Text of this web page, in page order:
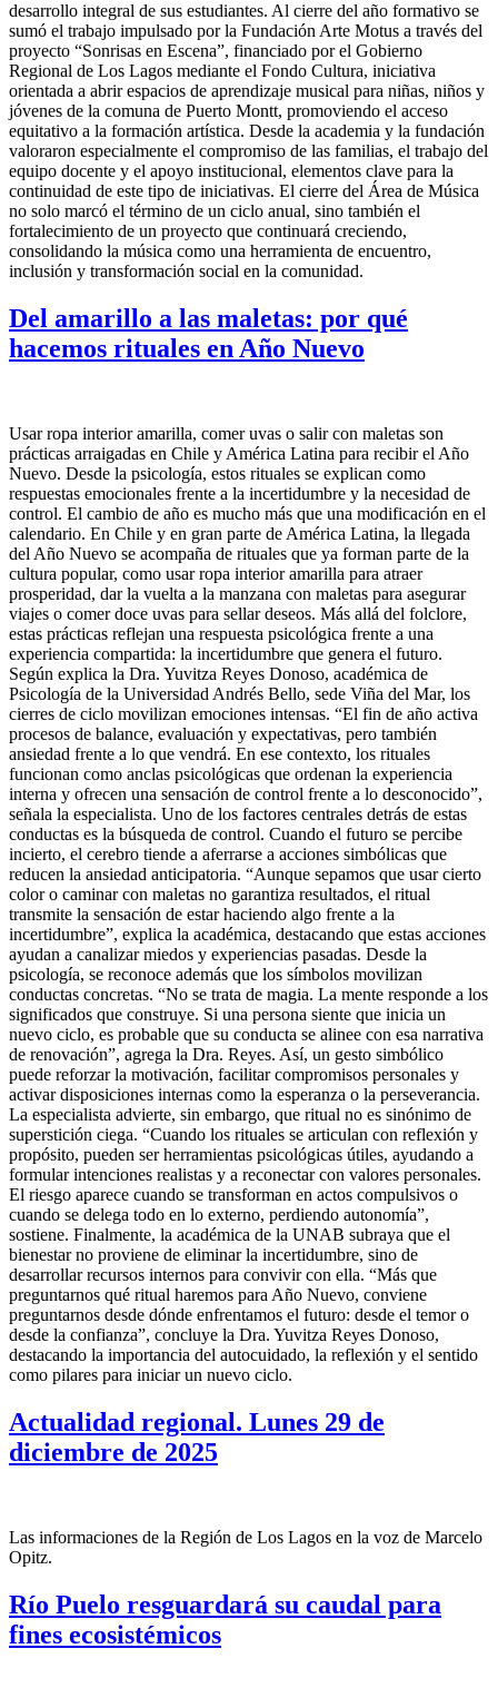
desarrollo integral de sus estudiantes. Al cierre del año formativo se
sumó el trabajo impulsado por la Fundación Arte Motus a través del
proyecto “Sonrisas en Escena”, financiado por el Gobierno
Regional de Los Lagos mediante el Fondo Cultura, iniciativa
orientada a abrir espacios de aprendizaje musical para niñas, niños y
jóvenes de la comuna de Puerto Montt, promoviendo el acceso
equitativo a la formación artística. Desde la academia y la fundación
valoraron especialmente el compromiso de las familias, el trabajo del
equipo docente y el apoyo institucional, elementos clave para la
continuidad de este tipo de iniciativas. El cierre del Área de Música
no solo marcó el término de un ciclo anual, sino también el
fortalecimiento de un proyecto que continuará creciendo,
consolidando la música como una herramienta de encuentro,
inclusión y transformación social en la comunidad.
Del amarillo a las maletas: por qué
hacemos rituales en Año Nuevo
Usar ropa interior amarilla, comer uvas o salir con maletas son
prácticas arraigadas en Chile y América Latina para recibir el Año
Nuevo. Desde la psicología, estos rituales se explican como
respuestas emocionales frente a la incertidumbre y la necesidad de
control. El cambio de año es mucho más que una modificación en el
calendario. En Chile y en gran parte de América Latina, la llegada
del Año Nuevo se acompaña de rituales que ya forman parte de la
cultura popular, como usar ropa interior amarilla para atraer
prosperidad, dar la vuelta a la manzana con maletas para asegurar
viajes o comer doce uvas para sellar deseos. Más allá del folclore,
estas prácticas reflejan una respuesta psicológica frente a una
experiencia compartida: la incertidumbre que genera el futuro.
Según explica la Dra. Yuvitza Reyes Donoso, académica de
Psicología de la Universidad Andrés Bello, sede Viña del Mar, los
cierres de ciclo movilizan emociones intensas. “El fin de año activa
procesos de balance, evaluación y expectativas, pero también
ansiedad frente a lo que vendrá. En ese contexto, los rituales
funcionan como anclas psicológicas que ordenan la experiencia
interna y ofrecen una sensación de control frente a lo desconocido”,
señala la especialista. Uno de los factores centrales detrás de estas
conductas es la búsqueda de control. Cuando el futuro se percibe
incierto, el cerebro tiende a aferrarse a acciones simbólicas que
reducen la ansiedad anticipatoria. “Aunque sepamos que usar cierto
color o caminar con maletas no garantiza resultados, el ritual
transmite la sensación de estar haciendo algo frente a la
incertidumbre”, explica la académica, destacando que estas acciones
ayudan a canalizar miedos y experiencias pasadas. Desde la
psicología, se reconoce además que los símbolos movilizan
conductas concretas. “No se trata de magia. La mente responde a los
significados que construye. Si una persona siente que inicia un
nuevo ciclo, es probable que su conducta se alinee con esa narrativa
de renovación”, agrega la Dra. Reyes. Así, un gesto simbólico
puede reforzar la motivación, facilitar compromisos personales y
activar disposiciones internas como la esperanza o la perseverancia.
La especialista advierte, sin embargo, que ritual no es sinónimo de
superstición ciega. “Cuando los rituales se articulan con reflexión y
propósito, pueden ser herramientas psicológicas útiles, ayudando a
formular intenciones realistas y a reconectar con valores personales.
El riesgo aparece cuando se transforman en actos compulsivos o
cuando se delega todo en lo externo, perdiendo autonomía”,
sostiene. Finalmente, la académica de la UNAB subraya que el
bienestar no proviene de eliminar la incertidumbre, sino de
desarrollar recursos internos para convivir con ella. “Más que
preguntarnos qué ritual haremos para Año Nuevo, conviene
preguntarnos desde dónde enfrentamos el futuro: desde el temor o
desde la confianza”, concluye la Dra. Yuvitza Reyes Donoso,
destacando la importancia del autocuidado, la reflexión y el sentido
como pilares para iniciar un nuevo ciclo.
Actualidad regional. Lunes 29 de
diciembre de 2025
Las informaciones de la Región de Los Lagos en la voz de Marcelo
Opitz.
Río Puelo resguardará su caudal para
fines ecosistémicos